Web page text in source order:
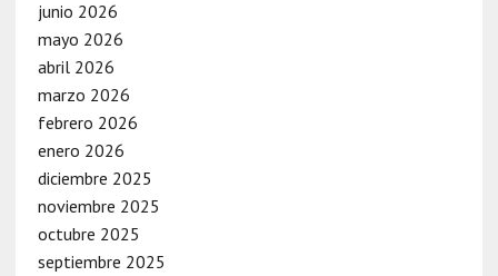
junio 2026
mayo 2026
abril 2026
marzo 2026
febrero 2026
enero 2026
diciembre 2025
noviembre 2025
octubre 2025
septiembre 2025